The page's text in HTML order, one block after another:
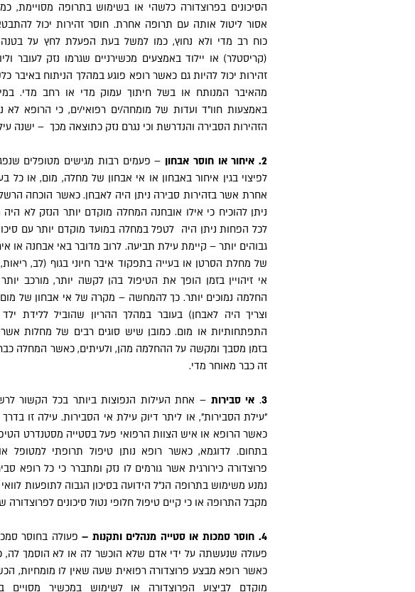
הסיכונים בפרוצדורה כלשהי או בשימוש בתרופה מסויימת,
אסור ליטול אותה עם תרופה אחרת. חוסר זהירות יכול
כוח רב מדי ולא נחוץ, כמו למשל בעת הפעלת לחץ על
(קריסטלר) או יילוד באמצעים מכשירניים שגרמו נזק לעובר
זהירות יכול להיות גם כאשר רופא פוגע במהלך הניתוח באיבר
מהאיבר המנותח או בשל חיתוך עמוק מדי או רחב מדי.
באמצעות חוו"ד ועדות של מומחה/ים רפואי/ים, כי הרופא לא
הזהירות הסבירה והנדרשת וכי נגרם נזק כתוצאה מכך – ישנה
2. איחור או חוסר אבחון
– פעמים רבות מגישים מטופלים
לפיצוי בגין איחור באבחון או אי אבחון של מחלה, מום, או כל
אחרת אשר בזהירות סבירה ניתן היה לאבחן. כאשר הוכחה
ניתן להוכיח כי אילו אובחנה המחלה מוקדם יותר הנזק לא
לכל הפחות ניתן היה לטפל במחלה במועד מוקדם יותר עם
גבוהים יותר – קיימת עילת תביעה. לרוב מדובר באי אבחנה או
של מחלת הסרטן או בעייה בתפקוד איבר חיוני בגוף (לב,
אי זיהויין בזמן הופך את הטיפול בהן לקשה יותר, מורכב יותר
החלמה נמוכים יותר. כך להמחשה – מקרה של אי אבחון של
וצריך היה לאבחן) בעובר במהלך ההריון שהוביל ללידת
התפתחותיות או מום. כמובן שיש סוגים רבים של מחלות אשר
בזמן מסבך ומקשה על ההחלמה מהן, ולעיתים, כאשר המחלה
זה כבר מאוחר מדי.
3
. אי סבירות – אחת העילות הנפוצות ביותר בכל הקשור
"עילת הסבירות", או ליתר דיוק עילת אי הסבירות. עילה זו
כאשר הרופא או איש הצוות הרפואי פעל בסטייה מסטנדרט
בתחום. לדוגמא, כאשר רופא נותן טיפול תרופתי למטופל
פרוצדורה כירורגית אשר גורמים לו נזק ומתברר כי כל רופא
נמנע משימוש בתרופה הנ"ל הידועה בסיכון הגבוה לתופעות
מקבל התרופה או כי קיים טיפול חלופי נטול סיכונים לפרוצדורה
4. חוסר סמכות או סטייה מנהלים ותקנות –
פעולה בחוסר
פעולה שנעשתה על ידי אדם שלא הוכשר לה או לא הוסמך לה,
כאשר רופא מבצע פרוצדורה רפואית שעה שאין לו מומחיות,
מוקדם לביצוע הפרוצדורה או לשימוש במכשיר מסויים